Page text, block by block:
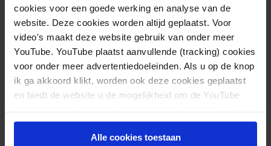
cookies voor een goede werking en analyse van de
website. Deze cookies worden altijd geplaatst. Voor
video's maakt deze website gebruik van onder meer
YouTube. YouTube plaatst aanvullende (tracking) cookies
voor onder meer advertentiedoeleinden. Als u op de knop
ik ga akkoord klikt, worden ook deze cookies geplaatst
en biedt de website u de mogelijkheid om de YouTube
intrekken.
Alle cookies toestaan
media.
Verschillen in schoolniveau
Voor nagenoeg alle indicatoren van gebruik en
risicovol gedrag zijn er verschillen tussen scholieren
van het VMBO en VWO; een hoger en meer intensief
gebruik bij VMBO-ers vergeleken met VWO-ers. Zo